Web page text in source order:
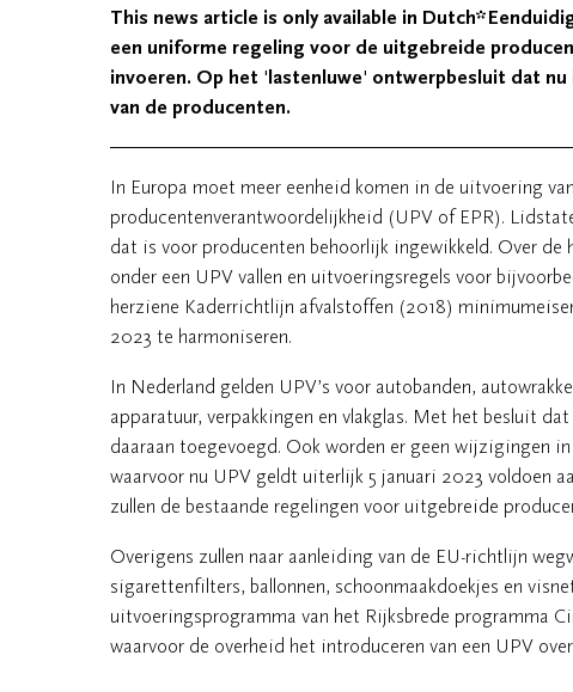
This news article is only available in
een uniforme regeling voor de uitgebreide
invoeren. Op het 'lastenluwe' ontwerpbesluit dat
van de producenten.
In Europa moet meer eenheid komen in de uitvoering
producentenverantwoordelijkheid (UPV of EPR).
dat is voor producenten behoorlijk ingewikkeld. Over
onder een UPV vallen en uitvoeringsregels voor
herziene Kaderrichtlijn afvalstoffen (2018)
2023 te harmoniseren.
In Nederland gelden UPV’s voor autobanden,
apparatuur, verpakkingen en vlakglas. Met het besluit
daaraan toegevoegd. Ook worden er geen wijzigingen
waarvoor nu UPV geldt uiterlijk 5 januari 2023 voldoen
zullen de bestaande regelingen voor uitgebreide
Overigens zullen naar aanleiding van de EU-richtlijn
sigarettenfilters, ballonnen, schoonmaakdoekjes en
uitvoeringsprogramma van het Rijksbrede programma
waarvoor de overheid het introduceren van een UPV